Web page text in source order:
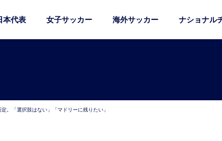
本代表 女子サッカー 海外サッカー ナショナル
。「選択肢はない」「マドリーに残りたい」